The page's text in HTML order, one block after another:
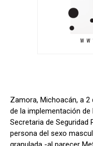
Zamora, Michoacán, a
de la implementación
Secretaria de Seguridad
persona del sexo